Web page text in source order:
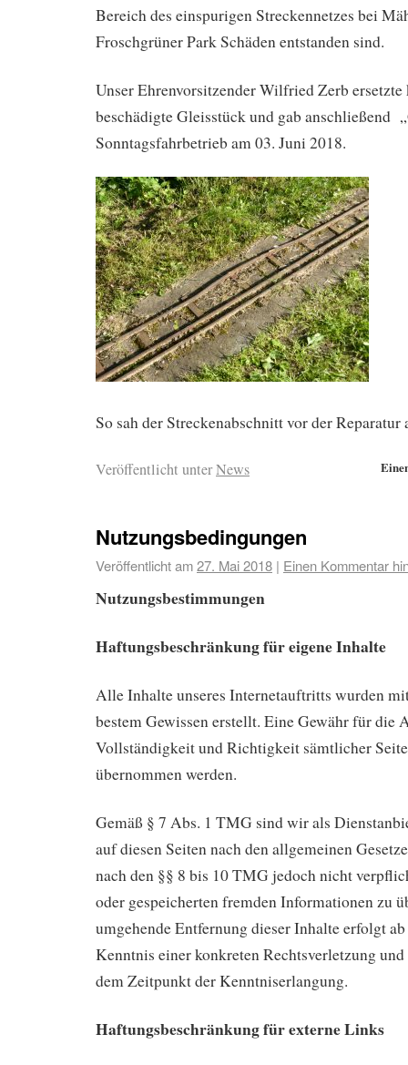
Bereich des einspurigen Streckennetzes bei
Froschgrüner Park Schäden entstanden sind.
Unser Ehrenvorsitzender Wilfried Zerb
beschädigte Gleisstück und gab anschließend
Sonntagsfahrbetrieb am 03. Juni 2018.
So sah der Streckenabschnitt vor der Reparatur
Veröffentlicht unterNews
Nutzungsbedingungen
Veröffentlicht am27. Mai 2018 | Einen Kommentar
Nutzungsbestimmungen
Haftungsbeschränkung für eigene Inhalte
Alle Inhalte unseres Internetauftritts wurden
bestem Gewissen erstellt. Eine Gewähr für die
Vollständigkeit und Richtigkeit sämtlicher
übernommen werden.
Gemäß § 7 Abs. 1 TMG sind wir als
auf diesen Seiten nach den allgemeinen
nach den §§ 8 bis 10 TMG jedoch nicht
oder gespeicherten fremden Informationen zu
umgehende Entfernung dieser Inhalte erfolgt
Kenntnis einer konkreten Rechtsverletzung
dem Zeitpunkt der Kenntniserlangung.
Haftungsbeschränkung für externe Links